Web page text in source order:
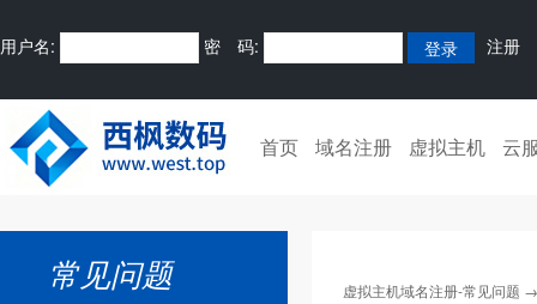
用户名: 密 码: 注册
首页 域名注册 虚拟主机 云
常见问题 虚拟主机域名注册-常见问题